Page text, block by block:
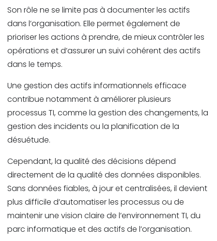
Son rôle ne se limite pas à documenter les actifs
dans l’organisation. Elle permet également de
prioriser les actions à prendre, de mieux contrôler les
opérations et d’assurer un suivi cohérent des actifs
dans le temps.
Une gestion des actifs informationnels efficace
contribue notamment à améliorer plusieurs
processus TI, comme la gestion des changements, la
gestion des incidents ou la planification de la
désuétude.
Cependant, la qualité des décisions dépend
directement de la qualité des données disponibles.
Sans données fiables, à jour et centralisées, il devient
plus difficile d’automatiser les processus ou de
maintenir une vision claire de l’environnement TI, du
parc informatique et des actifs de l’organisation.